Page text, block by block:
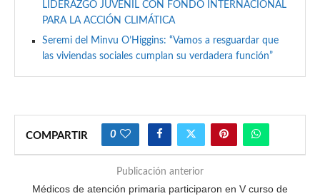
LIDERAZGO JUVENIL CON FONDO INTERNACIONAL
PARA LA ACCIÓN CLIMÁTICA
Seremi del Minvu O’Higgins: “Vamos a resguardar que
las viviendas sociales cumplan su verdadera función”
COMPARTIR 0
Publicación anterior
Médicos de atención primaria participaron en V curso de